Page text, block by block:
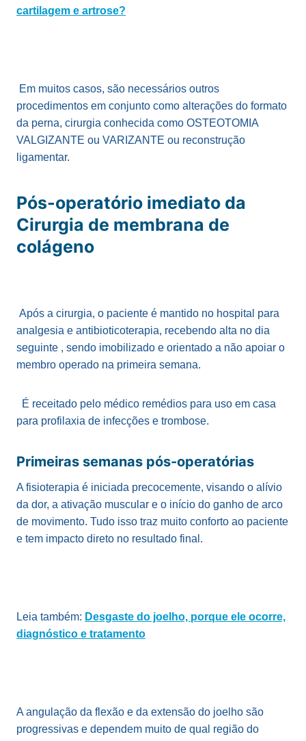
cartilagem e artrose?
Em muitos casos, são necessários outros
procedimentos em conjunto como alterações do formato
da perna, cirurgia conhecida como OSTEOTOMIA
VALGIZANTE ou VARIZANTE ou reconstrução
ligamentar.
Pós-operatório imediato da
Cirurgia de membrana de
colágeno
Após a cirurgia, o paciente é mantido no hospital para
analgesia e antibioticoterapia, recebendo alta no dia
seguinte , sendo imobilizado e orientado a não apoiar o
membro operado na primeira semana.
É receitado pelo médico remédios para uso em casa
para profilaxia de infecções e trombose.
Primeiras semanas pós-operatórias
A fisioterapia é iniciada precocemente, visando o alívio
da dor, a ativação muscular e o início do ganho de arco
de movimento. Tudo isso traz muito conforto ao paciente
e tem impacto direto no resultado final.
Leia também: Desgaste do joelho, porque ele ocorre,
diagnóstico e tratamento
A angulação da flexão e da extensão do joelho são
progressivas e dependem muito de qual região do